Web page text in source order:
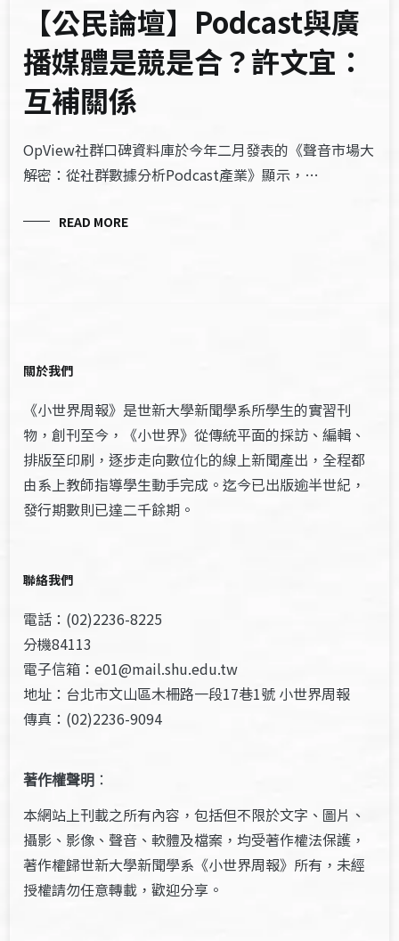
【公民論壇】Podcast與廣
播媒體是競是合？許文宜：
互補關係
OpView社群口碑資料庫於今年二月發表的《聲音市場大
解密：從社群數據分析Podcast產業》顯示，…
READ MORE
關於我們
《小世界周報》是世新大學新聞學系所學生的實習刊
物，創刊至今，《小世界》從傳統平面的採訪、編輯、
排版至印刷，逐步走向數位化的線上新聞產出，全程都
由系上教師指導學生動手完成。迄今已出版逾半世紀，
發行期數則已達二千餘期。
聯絡我們
電話：(02)2236-8225
分機84113
電子信箱：e01@mail.shu.edu.tw
地址：台北市文山區木柵路一段17巷1號 小世界周報
傳真：(02)2236-9094
著作權聲明 ：
本網站上刊載之所有內容，包括但不限於文字、圖片、
攝影、影像、聲音、軟體及檔案，均受著作權法保護，
著作權歸世新大學新聞學系《小世界周報》所有，未經
授權請勿任意轉載，歡迎分享。